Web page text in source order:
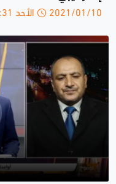
2021/01/10 الأحد 11:31 ص